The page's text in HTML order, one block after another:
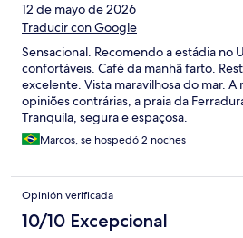
12 de mayo de 2026
Traducir con Google
Sensacional. Recomendo a estádia no
confortáveis. Café da manhã farto.
excelente. Vista maravilhosa do mar. A
opiniões contrárias, a praia da
Tranquila, segura e espaçosa.
Marcos, se hospedó 2 noches
Opinión verificada
10/10 Excepcional